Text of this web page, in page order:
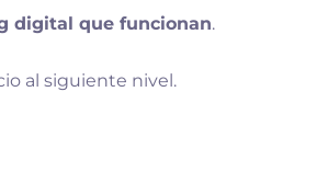
digital que funcionan.
al siguiente nivel.